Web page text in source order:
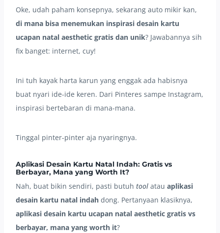
Oke, udah paham konsepnya, sekarang auto mikir kan,
di mana bisa menemukan inspirasi desain kartu
ucapan natal aesthetic gratis dan unik? Jawabannya sih
fix banget: internet, cuy!
Ini tuh kayak harta karun yang enggak ada habisnya
buat nyari ide-ide keren. Dari Pinteres sampe Instagram,
inspirasi bertebaran di mana-mana.
Tinggal pinter-pinter aja nyaringnya.
Aplikasi Desain Kartu Natal Indah: Gratis vs
Berbayar, Mana yang Worth It?
Nah, buat bikin sendiri, pasti butuh tool atau aplikasi
desain kartu natal indah dong. Pertanyaan klasiknya,
aplikasi desain kartu ucapan natal aesthetic gratis vs
berbayar, mana yang worth it?